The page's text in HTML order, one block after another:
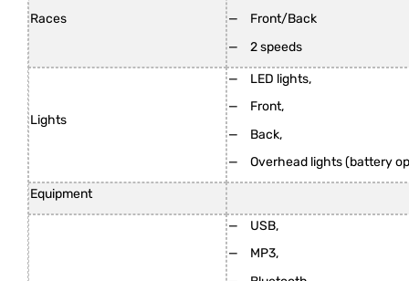
Races
Front/Back
2 speeds
Lights
LED lights,
Front,
Back,
Overhead lights (battery
Equipment
USB,
MP3,